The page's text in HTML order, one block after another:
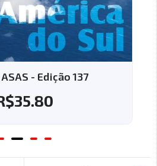
- Edição 137
35.80